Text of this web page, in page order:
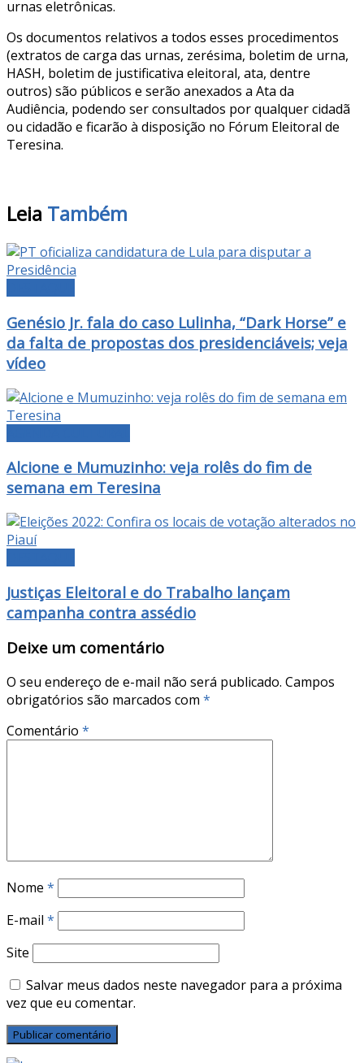
urnas eletrônicas.
Os documentos relativos a todos esses procedimentos
(extratos de carga das urnas, zerésima, boletim de urna,
HASH, boletim de justificativa eleitoral, ata, dentre
outros) são públicos e serão anexados a Ata da
Audiência, podendo ser consultados por qualquer cidadã
ou cidadão e ficarão à disposição no Fórum Eleitoral de
Teresina.
Leia Também
Genésio Jr. fala do caso Lulinha, “Dark Horse” e
da falta de propostas dos presidenciáveis; veja
vídeo
Alcione e Mumuzinho: veja rolês do fim de
semana em Teresina
Justiças Eleitoral e do Trabalho lançam
campanha contra assédio
Deixe um comentário
O seu endereço de e-mail não será publicado. Campos
obrigatórios são marcados com *
Comentário *
Nome *
E-mail *
Site
Salvar meus dados neste navegador para a próxima
vez que eu comentar.